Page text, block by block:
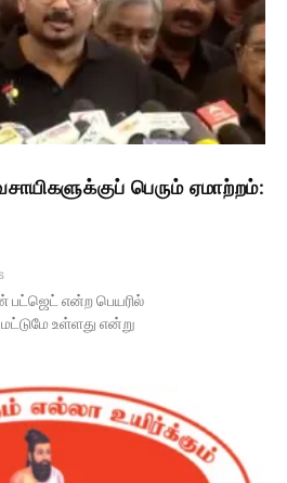
பெரும் ஏமாற்றம்:
என்ற பெயரில்
உள்ளது என்று